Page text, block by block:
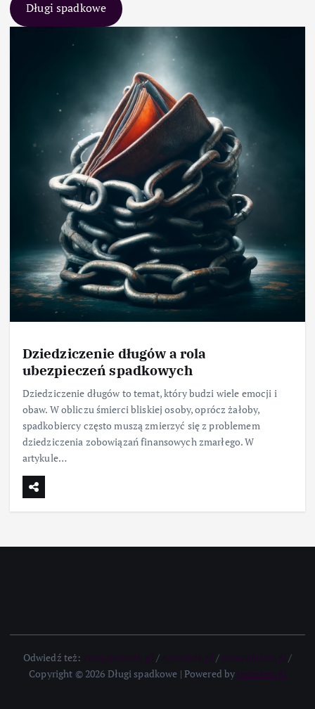
Długi spadkowe
Dziedziczenie długów a rola
ubezpieczeń spadkowych
Dziedziczenie długów to temat, który budzi wiele emocji i
obaw. W obliczu śmierci bliskiej osoby, oprócz żałoby,
spadkobiercy często muszą zmierzyć się z problemem
dziedziczenia zobowiązań finansowych zmarłego. W
artykule…
Odwiedź też: / /
/
Copyright © 2026 Długi spadkowe | Powered by